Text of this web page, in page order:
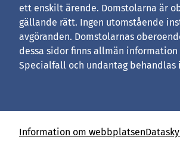
ett enskilt ärende. Domstolarna är
gällande rätt. Ingen utomstående
avgöranden. Domstolarnas
dessa sidor finns allmän
Specialfall och undantag behandlas
Information om webbplatsen